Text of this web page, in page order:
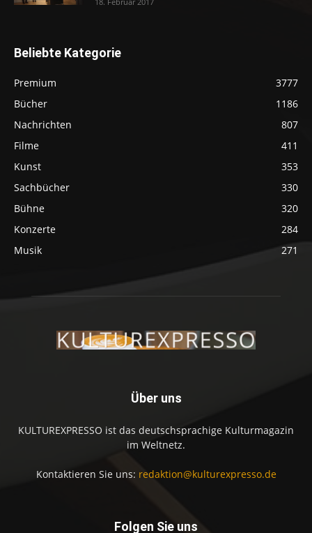
Beliebte Kategorie
Premium
3777
Bücher
1186
Nachrichten
807
Filme
411
Kunst
353
Sachbücher
330
Bühne
320
Konzerte
284
Musik
271
Über uns
KULTUREXPRESSO ist das deutschsprachige Kulturmagazin
im Weltnetz.
Kontaktieren Sie uns: redaktion@kulturexpresso.de
Folgen Sie uns